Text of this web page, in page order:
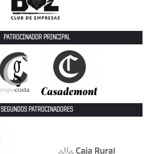
PATROCINADOR PRINCIPAL
SEGUNDOS PATROCINADORES